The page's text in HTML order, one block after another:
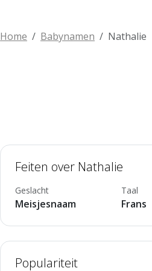
Home Babynamen Nathalie
Feiten over Nathalie
Geslacht
Meisjesnaam
Taal
Frans
Populariteit